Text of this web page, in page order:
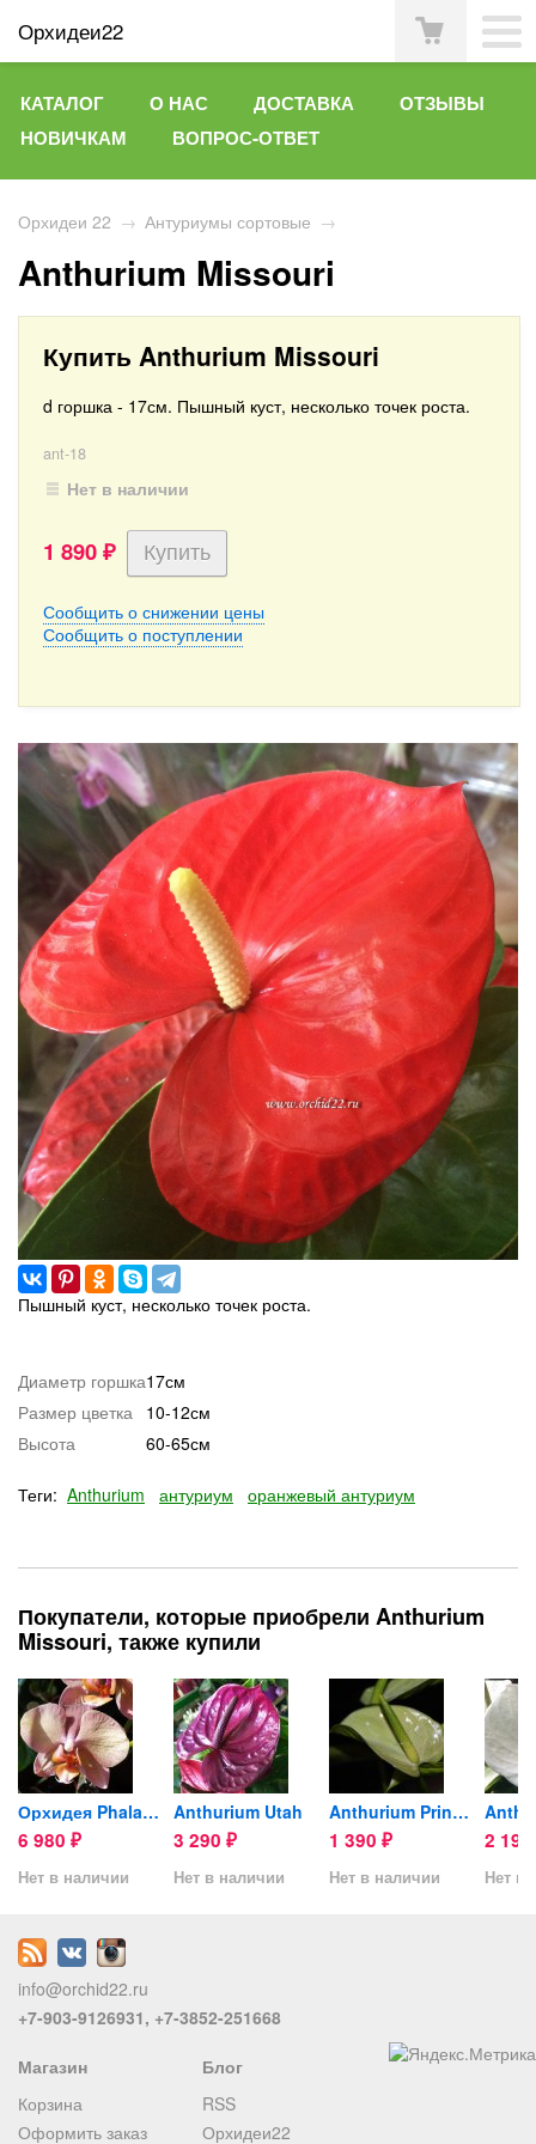
Орхидеи22
КАТАЛОГ О НАС ДОСТАВКА
ОТЗЫВЫ
НОВИЧКАМ
ВОПРОС-ОТВЕТ
Орхидеи 22 → Антуриумы сортовые →
Anthurium Missouri
Купить Anthurium Missouri
d горшка - 17см. Пышный куст, несколько точек роста.
ant-18
Нет в наличии
1 890 ₽
Сообщить о снижении цены
Сообщить о поступлении
Пышный куст, несколько точек роста.
Диаметр горшка17см
Размер цветка
10-12см
Высота
60-65см
Теги: Anthurium антуриум оранжевый антуриум
Покупатели, которые приобрели Anthurium
Missouri, также купили
Орхидея Phalaenopsis Legato
6 980 ₽
Нет в наличии
Anthurium Utah
3 290 ₽
Нет в наличии
Anthurium Princess Alexia Jade
1 390 ₽
Нет в наличии
2 190
Нет в
info@orchid22.ru
+7-903-9126931, +7-3852-251668
Магазин
Корзина
Оформить заказ
Блог
RSS
Орхидеи22